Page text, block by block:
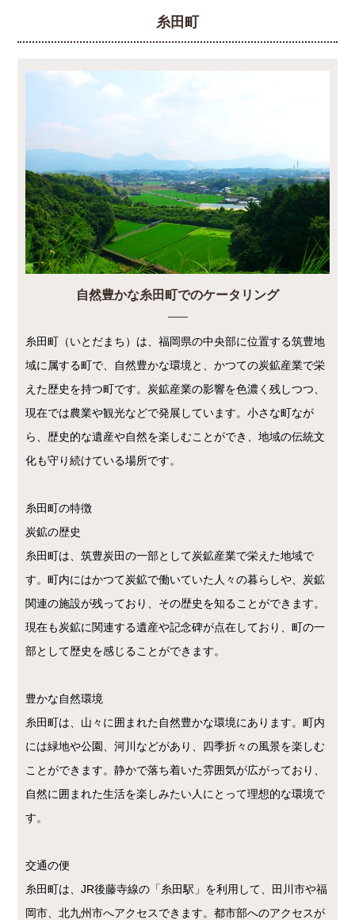
糸田町
自然豊かな糸田町でのケータリング
糸田町（いとだまち）は、福岡県の中央部に位置する筑豊地
域に属する町で、自然豊かな環境と、かつての炭鉱産業で栄
えた歴史を持つ町です。炭鉱産業の影響を色濃く残しつつ、
現在では農業や観光などで発展しています。小さな町なが
ら、歴史的な遺産や自然を楽しむことができ、地域の伝統文
化も守り続けている場所です。
糸田町の特徴
炭鉱の歴史
糸田町は、筑豊炭田の一部として炭鉱産業で栄えた地域で
す。町内にはかつて炭鉱で働いていた人々の暮らしや、炭鉱
関連の施設が残っており、その歴史を知ることができます。
現在も炭鉱に関連する遺産や記念碑が点在しており、町の一
部として歴史を感じることができます。
豊かな自然環境
糸田町は、山々に囲まれた自然豊かな環境にあります。町内
には緑地や公園、河川などがあり、四季折々の風景を楽しむ
ことができます。静かで落ち着いた雰囲気が広がっており、
自然に囲まれた生活を楽しみたい人にとって理想的な環境で
す。
交通の便
糸田町は、JR後藤寺線の「糸田駅」を利用して、田川市や福
岡市、北九州市へアクセスできます。都市部へのアクセスが